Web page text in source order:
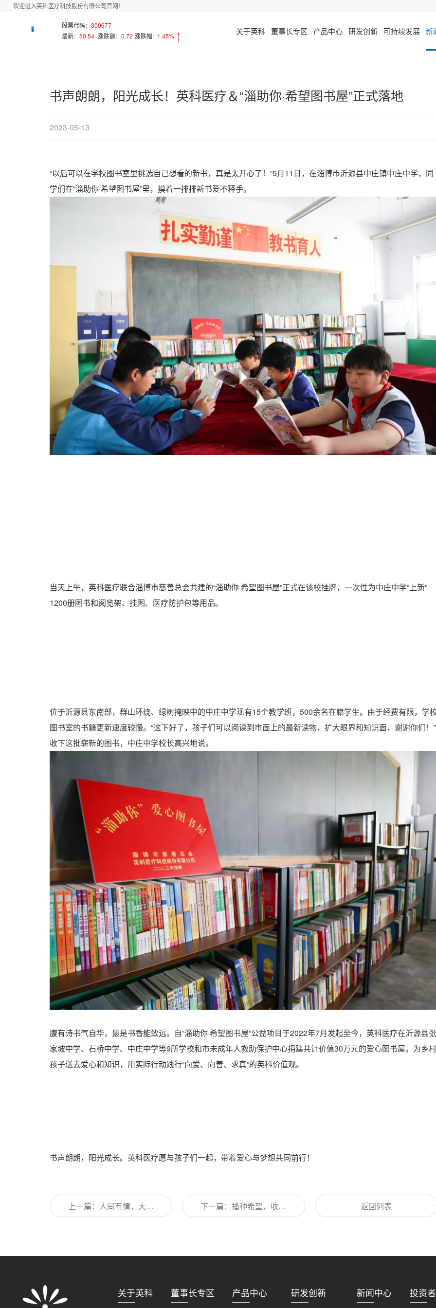
欢迎进入英科医疗科技股份有限公司官网！
股票代码： 300677
最新： 50.54 涨跌额： 0.72 涨跌幅: 1.45% 关于英科 董事长专区 产品中心 研发创新 可持续发展 新
首页 新闻中心 Array
书声朗朗，阳光成长！英科医疗＆“淄助你·希望图书屋”正式落地
2023-05-13
“以后可以在学校图书室里挑选自己想看的新书，真是太开心了！”5月11日，在淄博市沂源县中庄镇中庄中学，同
学们在“淄助你·希望图书屋”里，摸着一排排新书爱不释手。
当天上午，英科医疗联合淄博市慈善总会共建的“淄助你·希望图书屋”正式在该校挂牌，一次性为中庄中学“上新”
1200册图书和阅览架、挂图、医疗防护包等用品。
位于沂源县东南部，群山环绕、绿树掩映中的中庄中学现有15个教学班，500余名在籍学生。由于经费有限，学
图书室的书籍更新速度较慢。“这下好了，孩子们可以阅读到市面上的最新读物，扩大眼界和知识面，谢谢你们！”
收下这批崭新的图书，中庄中学校长高兴地说。
腹有诗书气自华，最是书香能致远。自“淄助你·希望图书屋”公益项目于2022年7月发起至今，英科医疗在沂源县张
家坡中学、石桥中学、中庄中学等9所学校和市未成年人救助保护中心捐建共计价值30万元的爱心图书屋。为乡村
孩子送去爱心和知识，用实际行动践行“向爱、向善、求真”的英科价值观。
书声朗朗，阳光成长。英科医疗愿与孩子们一起，带着爱心与梦想共同前行！
上一篇：人间有情，大爱
下一篇：播种希望，收获
返回列表
关于英科 董事长专区 产品中心 研发创新 新闻中心 投资